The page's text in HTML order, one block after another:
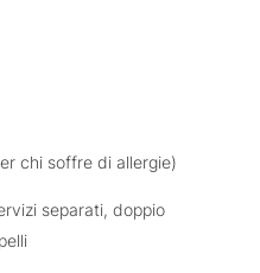
chi soffre di allergie)
separati, doppio